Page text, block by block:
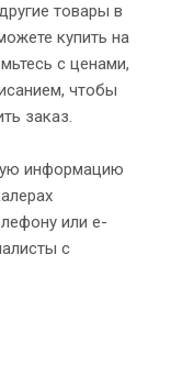
товары в
купить на
с ценами,
чтобы
заказ.
информацию
или e-
с